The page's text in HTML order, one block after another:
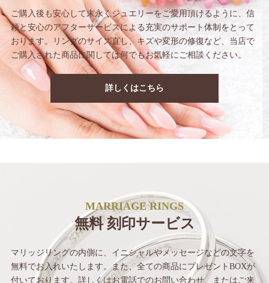
ご購入後も安心して末永くジュエリーをご愛用頂けるように、信
頼と安心のアフターサービスによる充実のサポート体制をとって
おります。
リングのサイズ直し、キズや変形の修復など、 当店で
ご購入された商品に関しては何でもお気軽にご相談ください。
詳しくはこちら
MARRIAGE RINGS
無料 刻印サービス
マリッジリングの内側に、イニシャルやメッセージなどの文字を
無料でお入れいたします。また、全ての商品にプレゼントBOXが
付いております。詳しくはお電話でのお問い合わせ、 またはご来